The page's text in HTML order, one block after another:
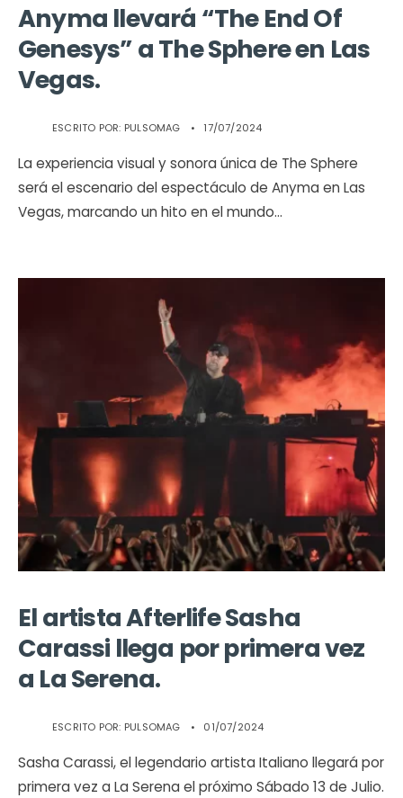
Anyma llevará “The End Of
Genesys” a The Sphere en Las
Vegas.
ESCRITO POR: PULSOMAG • 17/07/2024
La experiencia visual y sonora única de The Sphere
será el escenario del espectáculo de Anyma en Las
Vegas, marcando un hito en el mundo...
El artista Afterlife Sasha
Carassi llega por primera vez
a La Serena.
ESCRITO POR: PULSOMAG • 01/07/2024
Sasha Carassi, el legendario artista Italiano llegará por
primera vez a La Serena el próximo Sábado 13 de Julio.